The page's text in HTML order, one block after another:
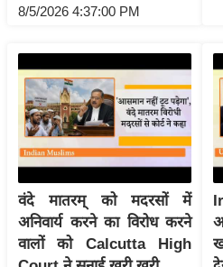
ल्म
मी
क्षा
B
r
e
a
k
i
n
8/5/2026 4:37:00 PM
वंदे मातरम् को मदरसों में
अनिवार्य करने का विरोध करने
वालों को Calcutta High